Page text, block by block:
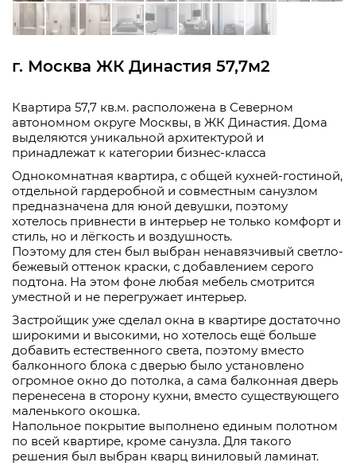
г. Москва ЖК Династия 57,7м2
Квартира 57,7 кв.м. расположена в Северном
автономном округе Москвы, в ЖК Династия. Дома
выделяются уникальной архитектурой и
принадлежат к категории бизнес-класса
Однокомнатная квартира, с общей кухней-гостиной,
отдельной гардеробной и совместным санузлом
предназначена для юной девушки, поэтому
хотелось привнести в интерьер не только комфорт и
стиль, но и лёгкость и воздушность.
Поэтому для стен был выбран ненавязчивый светло-
бежевый оттенок краски, с добавлением серого
подтона. На этом фоне любая мебель смотрится
уместной и не перегружает интерьер.
Застройщик уже сделал окна в квартире достаточно
широкими и высокими, но хотелось ещё больше
добавить естественного света, поэтому вместо
балконного блока с дверью было установлено
огромное окно до потолка, а сама балконная дверь
перенесена в сторону кухни, вместо существующего
маленького окошка.
Напольное покрытие выполнено единым полотном
по всей квартире, кроме санузла. Для такого
решения был выбран кварц виниловый ламинат.